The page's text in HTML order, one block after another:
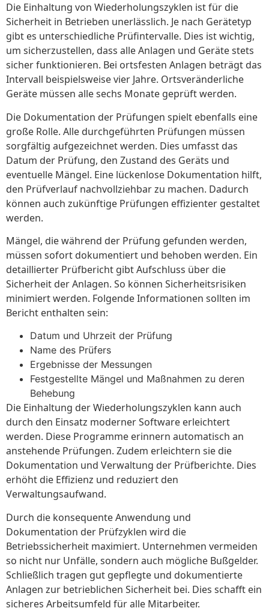
Die Einhaltung von Wiederholungszyklen ist für die
Sicherheit in Betrieben unerlässlich. Je nach Gerätetyp
gibt es unterschiedliche Prüfintervalle. Dies ist wichtig,
um sicherzustellen, dass alle Anlagen und Geräte stets
sicher funktionieren. Bei ortsfesten Anlagen beträgt das
Intervall beispielsweise vier Jahre. Ortsveränderliche
Geräte müssen alle sechs Monate geprüft werden.
Die Dokumentation der Prüfungen spielt ebenfalls eine
große Rolle. Alle durchgeführten Prüfungen müssen
sorgfältig aufgezeichnet werden. Dies umfasst das
Datum der Prüfung, den Zustand des Geräts und
eventuelle Mängel. Eine lückenlose Dokumentation hilft,
den Prüfverlauf nachvollziehbar zu machen. Dadurch
können auch zukünftige Prüfungen effizienter gestaltet
werden.
Mängel, die während der Prüfung gefunden werden,
müssen sofort dokumentiert und behoben werden. Ein
detaillierter Prüfbericht gibt Aufschluss über die
Sicherheit der Anlagen. So können Sicherheitsrisiken
minimiert werden. Folgende Informationen sollten im
Bericht enthalten sein:
Datum und Uhrzeit der Prüfung
Name des Prüfers
Ergebnisse der Messungen
Festgestellte Mängel und Maßnahmen zu deren
Behebung
Die Einhaltung der Wiederholungszyklen kann auch
durch den Einsatz moderner Software erleichtert
werden. Diese Programme erinnern automatisch an
anstehende Prüfungen. Zudem erleichtern sie die
Dokumentation und Verwaltung der Prüfberichte. Dies
erhöht die Effizienz und reduziert den
Verwaltungsaufwand.
Durch die konsequente Anwendung und
Dokumentation der Prüfzyklen wird die
Betriebssicherheit maximiert. Unternehmen vermeiden
so nicht nur Unfälle, sondern auch mögliche Bußgelder.
Schließlich tragen gut gepflegte und dokumentierte
Anlagen zur betrieblichen Sicherheit bei. Dies schafft ein
sicheres Arbeitsumfeld für alle Mitarbeiter.